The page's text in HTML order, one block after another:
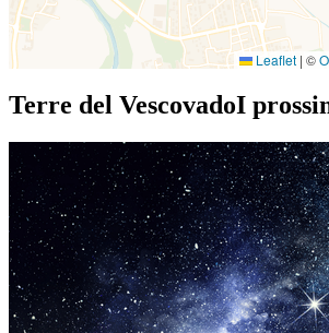
Leaflet | ©
Terre del VescovadoI